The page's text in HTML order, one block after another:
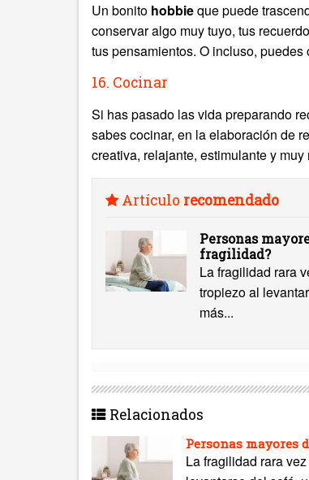
Un bonito hobbieque puede
conservar algo muy tuyo, tus
tus pensamientos. O incluso,
16. Cocinar
Si has pasado las vida preparando
sabes cocinar, en la elaboración de
creativa, relajante, estimulante y muy
Artículo recomendado
Personas
fragilidad?
La fragilidad rara
tropiezo al
más...
Relacionados
Personas mayores
La fragilidad rara